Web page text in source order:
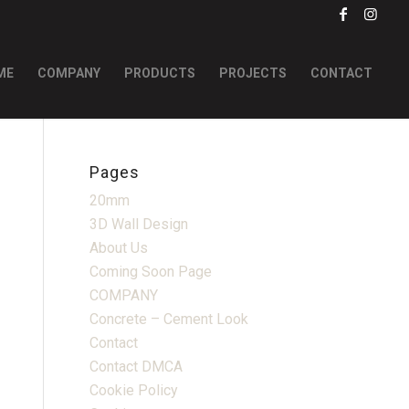
COMPANY PRODUCTS PROJECTS CONTACT
Pages
20mm
3D Wall Design
About Us
Coming Soon Page
COMPANY
Concrete – Cement Look
Contact
Contact DMCA
Cookie Policy